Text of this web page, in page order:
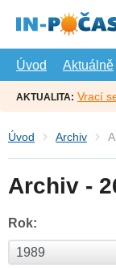
hlavní
Úvod
Aktuálně
AKTUALITA: Vrací
Úvod Archiv
Archiv -
Rok: